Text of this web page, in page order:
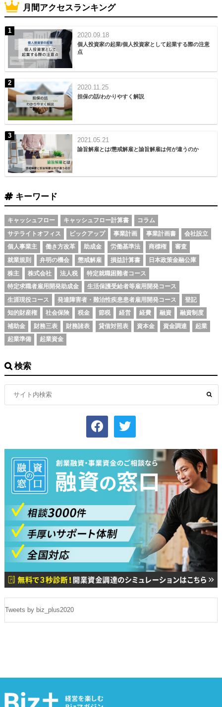
月間アクセスランキング
2020.09.18
個人投資家の起業/個人投資家として起業する際の注意
点
2020.11.25
担保の話/わかりやすく解説
2021.05.21
諭旨解雇とは/懲戒解雇と諭旨解雇は何が違うのか
キーワード
キャッシュフロー キャッシュフロー計算書
コラム
サテライトオフィス
ピックアップ 事業計画 事業計画書
会社設立
個人事業主
働き方改革 助成金 労働基準法 商標権
審査
就業規則
弁明の機会 懲戒解雇 損益計算書
日本政策金融公庫
株主
株式会社 法人税
特定就職困難者コース
特定求職者雇用開発助成金
生活保護受給者等雇用開発コース
生涯現役コース
発達障害者・難治性疾患患者雇用開発コース
登記
知的財産権
社会保険 税金 節税 経営 経費 融資
融資制度
補助金
財務三表 財務諸表 貸借対照表 資本金 資金調達
起業
起業準備
起業資金
検索
facebook twitter
Tweets by biz_plus2020